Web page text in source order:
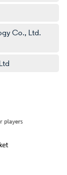
Co., Ltd.